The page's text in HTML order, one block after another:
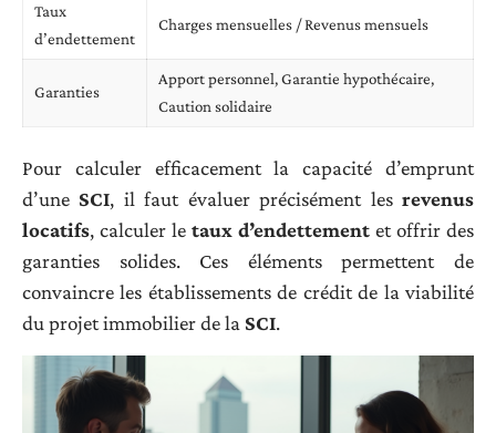
Taux
d’endettement
Charges mensuelles / Revenus mensuels
Garanties
Apport personnel, Garantie hypothécaire,
Caution solidaire
Pour calculer efficacement la capacité d’emprunt
d’une SCI, il faut évaluer précisément lesrevenus
locatifs, calculer le taux d’endettement et offrir des
garanties solides. Ces éléments permettent de
convaincre les établissements de crédit de la viabilité
du projet immobilier de la SCI.